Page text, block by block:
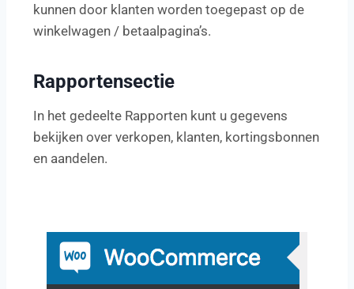
kunnen door klanten worden toegepast op de
winkelwagen / betaalpagina’s.
Rapportensectie
In het gedeelte Rapporten kunt u gegevens
bekijken over verkopen, klanten, kortingsbonnen
en aandelen.